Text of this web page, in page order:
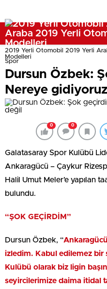
2019 Yerli Otomobil 2019 Yerli
Modelleri
Spor
Dursun Özbek:
Nereye
0 0
Galatasaray Spor Kulübü
Ankaragücü – Çaykur
Halil Umut Meler’e yapılan
bulundu.
“ŞOK GEÇİRDİM”
Dursun Özbek, “
izledim. Kabul edilemez bir
Kulübü olarak biz ligin
seyircilerimize daima itidal